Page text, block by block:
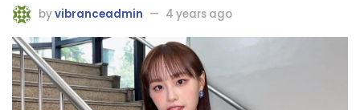
byvibranceadmin 4 years ago